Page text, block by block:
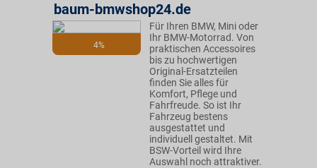
4%
baum-bmwshop24.de
Für Ihren BMW, Mini oder
Ihr BMW-Motorrad. Von
praktischen Accessoires
bis zu hochwertigen
Original-Ersatzteilen
finden Sie alles für
Komfort, Pflege und
Fahrfreude. So ist Ihr
Fahrzeug bestens
ausgestattet und
individuell gestaltet. Mit
BSW-Vorteil wird Ihre
Auswahl noch attraktiver.